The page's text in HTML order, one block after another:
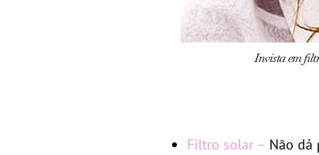
Filtro solar – Não dá